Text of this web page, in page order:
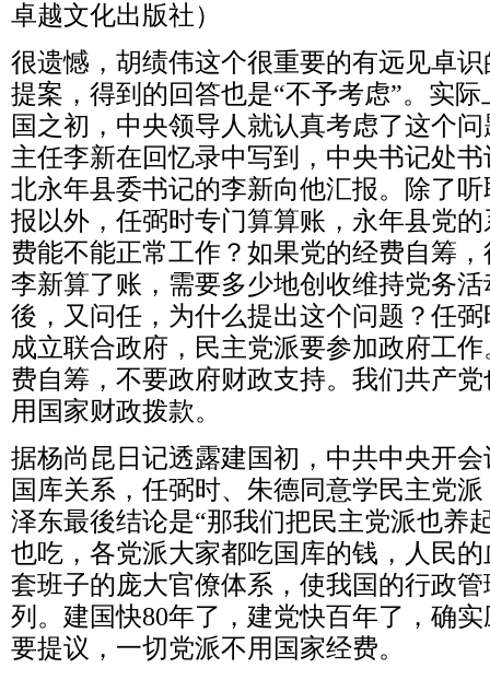
卓越文化出版社）
很遗憾，胡绩伟这个很重要的有远见卓
提案，得到的回答也是“不予考虑”。实际
国之初，中央领导人就认真考虑了这个
主任李新在回忆录中写到，中央书记处
北永年县委书记的李新向他汇报。除了
报以外，任弼时专门算算账，永年县党
费能不能正常工作？如果党的经费自筹
李新算了账，需要多少地创收维持党务
後，又问任，为什么提出这个问题？任
成立联合政府，民主党派要参加政府工
费自筹，不要政府财政支持。我们共产
用国家财政拨款。
据杨尚昆日记透露建国初，中共中央开
国库关系，任弼时、朱德同意学民主党
泽东最後结论是“那我们把民主党派也养
也吃，各党派大家都吃国库的钱，人民
套班子的庞大官僚体系，使我国的行政
列。建国快80年了，建党快百年了，确
要提议，一切党派不用国家经费。